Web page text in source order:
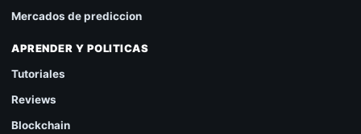
Mercados de prediccion
APRENDER Y POLITICAS
Tutoriales
Reviews
Blockchain